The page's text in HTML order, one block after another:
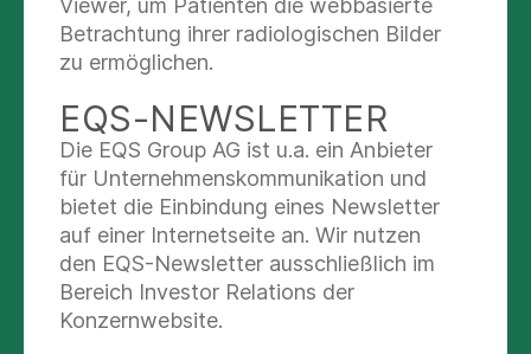
Verantwortung für die Inhalte dieser verlinkten
Webseiten. Die Verantwortung für die Inhalte
bereitgestellten Informationen hat der jeweilige
Anbieter zu tragen.
Der Autor wird jedoch, sobald ihm eine
Rechtsverletzung auf einer verlinkten Seite
bekannt werden sollte, den entsprechenden Link
unverzüglich entfernen.
Viewer, um Patienten die webbasierte
Betrachtung ihrer radiologischen Bilder
zu ermöglichen.
EQS-NEWSLETTER
Die EQS Group AG ist u.a. ein Anbieter
für Unternehmenskommunikation und
bietet die Einbindung eines Newsletter
auf einer Internetseite an. Wir nutzen
den EQS-Newsletter ausschließlich im
Bereich Investor Relations der
Konzernwebsite.